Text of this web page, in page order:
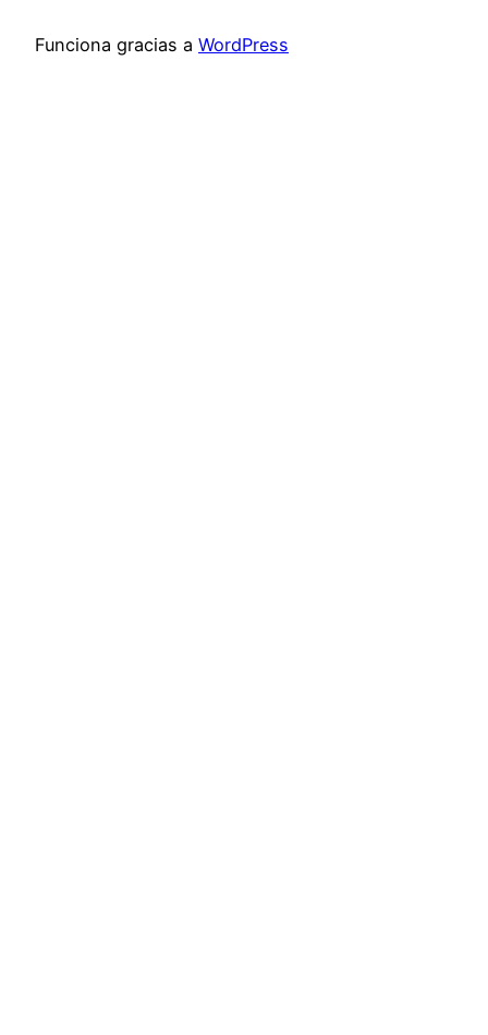
Funciona gracias a WordPress